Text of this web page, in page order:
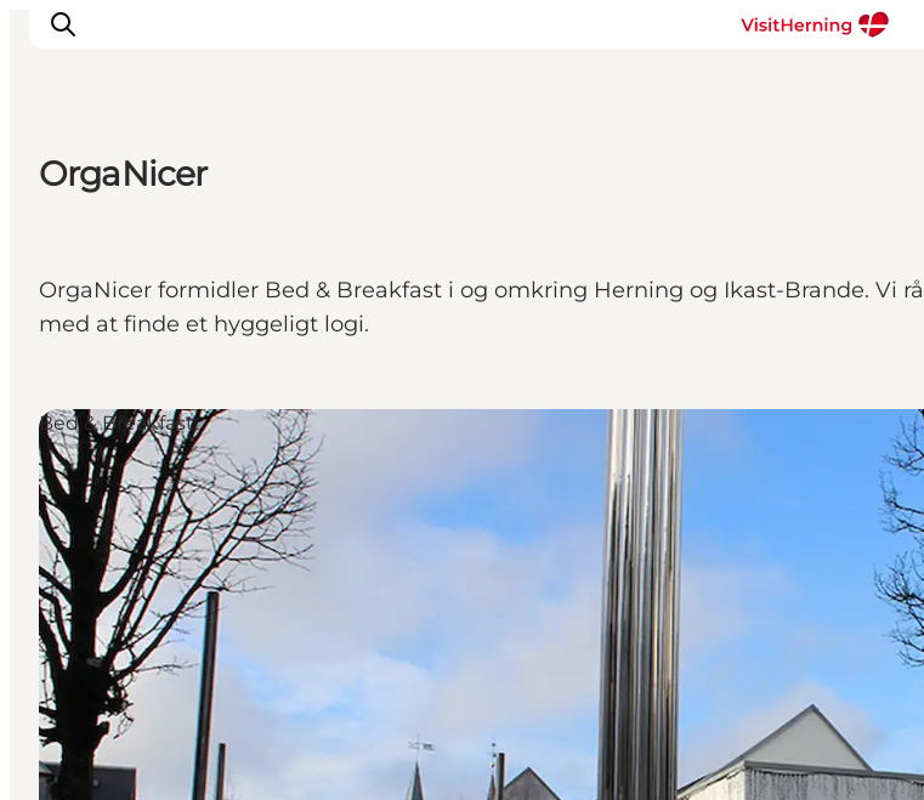
Kunstlandet
Se og oplev
Book overnatning
OrgaNicer
OrgaNicer formidler Bed & Breakfast i og omkring Herning og Ikast-Brande. Vi
med at finde et hyggeligt logi.
Bed & Breakfast